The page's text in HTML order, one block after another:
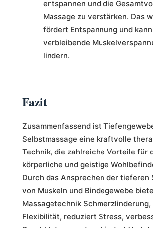
entspannen und die
Massage zu verstärken. Das
fördert Entspannung und
verbleibende
lindern.
Fazit
Zusammenfassend ist
Selbstmassage eine kraftvolle
Technik, die zahlreiche Vorteile für
körperliche und geistige
Durch das Ansprechen der tieferen
von Muskeln und Bindegewebe
Massagetechnik
Flexibilität, reduziert Stress,